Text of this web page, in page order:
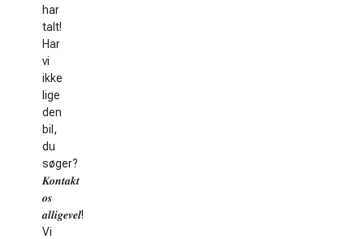
har
talt!
Har
vi
ikke
lige
den
bil,
du
søger?
𝑲𝒐𝒏𝒕𝒂𝒌𝒕
𝒐𝒔
𝒂𝒍𝒍𝒊𝒈𝒆𝒗𝒆𝒍!
Vi